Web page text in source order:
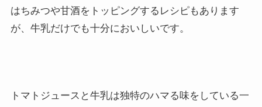
はちみつや甘酒をトッピングするレシピもあります
が、牛乳だけでも十分においしいです。
トマトジュースと牛乳は独特のハマる味をしている一